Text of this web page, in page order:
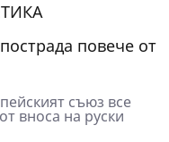
повече от
съюз все
вноса на руски